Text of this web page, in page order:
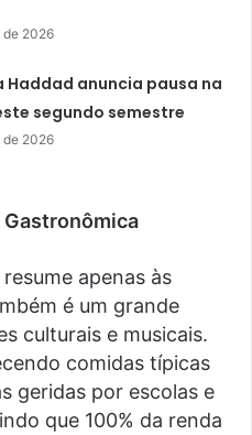
de 2026
Haddad anuncia pausa na
segundo semestre
de 2026
Gastronômica
apenas às
é um grande
culturais e musicais.
comidas típicas
geridas por escolas e
que 100% da renda